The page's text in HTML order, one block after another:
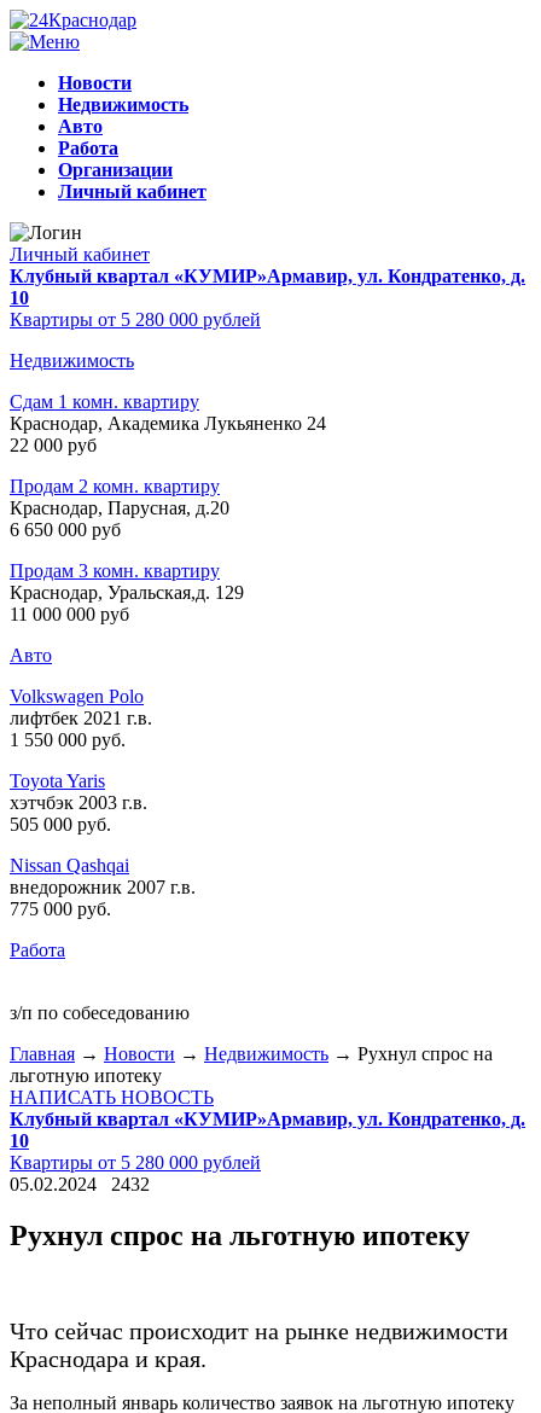
Новости
Недвижимость
Авто
Работа
Организации
Личный кабинет
Личный кабинет
Клубный квартал «КУМИР»Армавир, ул. Кондратенко, д.
10
Квартиры от 5 280 000 рублей
Недвижимость
Сдам 1 комн. квартиру
Краснодар, Академика Лукьяненко 24
22 000 руб
Продам 2 комн. квартиру
Краснодар, Парусная, д.20
6 650 000 руб
Продам 3 комн. квартиру
Краснодар, Уральская,д. 129
11 000 000 руб
Авто
Volkswagen Polo
лифтбек 2021 г.в.
1 550 000 руб.
Toyota Yaris
хэтчбэк 2003 г.в.
505 000 руб.
Nissan Qashqai
внедорожник 2007 г.в.
775 000 руб.
Работа
з/п по собеседованию
Главная → Новости → Недвижимость → Рухнул спрос на
льготную ипотеку
НАПИСАТЬ НОВОСТЬ
Клубный квартал «КУМИР»Армавир, ул. Кондратенко, д.
10
Квартиры от 5 280 000 рублей
05.02.2024
2432
Рухнул спрос на льготную ипотеку
Что сейчас происходит на рынке недвижимости
Краснодара и края.
За неполный январь количество заявок на льготную ипотеку